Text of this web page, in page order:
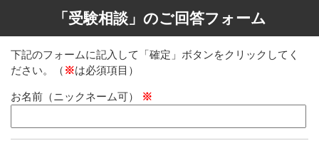
「受験相談」のご回答フォーム
下記のフォームに記入して「確定」ボタンをクリックしてく
ださい。（ ※は必須項目）
お名前（ニックネーム可） ※